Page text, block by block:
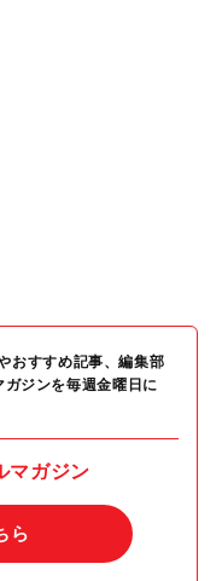
おすすめ記事、編集部
ジンを毎週金曜日に
マガジン
ら